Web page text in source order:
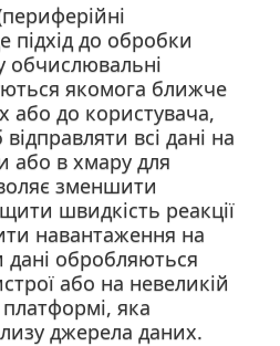
до обробки
обчислювальні
якомога ближче
або до користувача,
всі дані на
або в хмару для
зменшити
швидкість реакції
навантаження на
дані обробляються
або на невеликій
яка
джерела даних.